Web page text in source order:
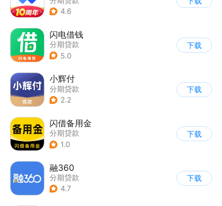
4.6
闪电借钱
分期贷款
5.0
下载
小辉付
分期贷款
2.2
下载
闪借备用金
分期贷款
1.0
下载
融360
分期贷款
4.7
下载